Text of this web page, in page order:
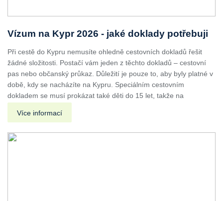
Vízum na Kypr 2026 - jaké doklady potřebuji
Při cestě do Kypru nemusíte ohledně cestovních dokladů řešit
žádné složitosti. Postačí vám jeden z těchto dokladů – cestovní
pas nebo občanský průkaz. Důležití je pouze to, aby byly platné v
době, kdy se nacházíte na Kypru. Speciálním cestovním
dokladem se musí prokázat také děti do 15 let, takže na
Více informací